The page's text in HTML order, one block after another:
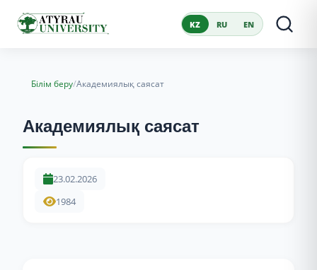
KZ RU EN
Білім беру/Академиялық саясат
Академиялық саясат
23.02.2026
1984